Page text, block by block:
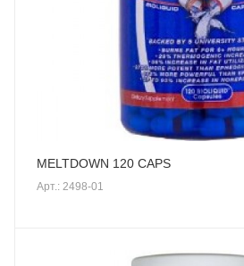
MELTDOWN 120 CAPS
Арт.: 2498-01